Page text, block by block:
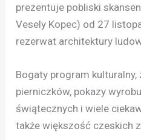
prezentuje pobliski
Vesely Kopec) od 27
rezerwat architektury
Bogaty program
pierniczków, pokazy
świątecznych i wiele
także większość czeskich